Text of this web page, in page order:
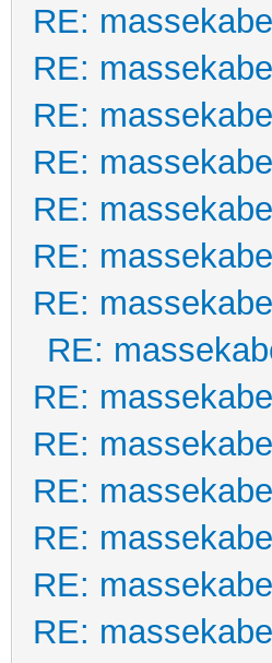
RE:
RE:
RE:
RE:
RE:
RE:
RE:
RE:
RE:
RE:
RE:
RE:
RE:
RE: